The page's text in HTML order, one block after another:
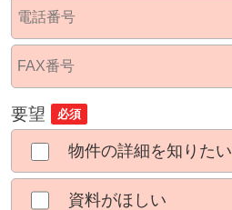
要望 必須
物件の詳細を知りたい
資料がほしい